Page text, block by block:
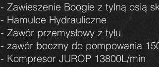
- Zawieszenie Boogie z tylną osią
- Hamulce Hydrauliczne
- Zawór przemysłowy z tyłu
- zawór boczny do pompowania
- Kompresor JUROP 13800L/min